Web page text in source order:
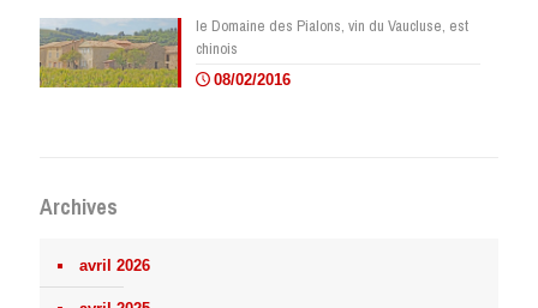
le Domaine des Pialons, vin du Vaucluse, est
chinois
08/02/2016
Archives
avril 2026